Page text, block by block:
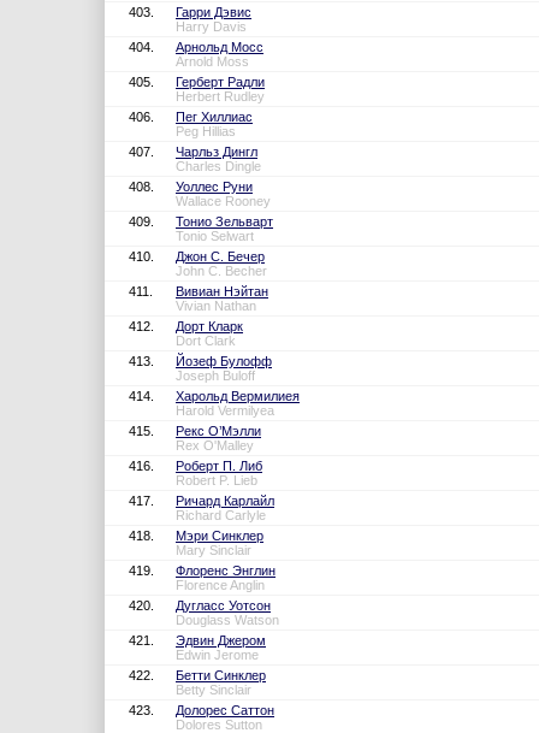
403.
Гарри Дэвис
Harry Davis
404.
Арнольд Мосс
Arnold Moss
405.
Герберт Радли
Herbert Rudley
406.
Пег Хиллиас
Peg Hillias
407.
Чарльз Дингл
Charles Dingle
408.
Уоллес Руни
Wallace Rooney
409.
Тонио Зельварт
Tonio Selwart
410.
Джон С. Бечер
John C. Becher
411.
Вивиан Нэйтан
Vivian Nathan
412.
Дорт Кларк
Dort Clark
413.
Йозеф Булофф
Joseph Buloff
414.
Харольд Вермилиея
Harold Vermilyea
415.
Рекс О’Мэлли
Rex O'Malley
416.
Роберт П. Либ
Robert P. Lieb
417.
Ричард Карлайл
Richard Carlyle
418.
Мэри Синклер
Mary Sinclair
419.
Флоренс Энглин
Florence Anglin
420.
Дугласс Уотсон
Douglass Watson
421.
Эдвин Джером
Edwin Jerome
422.
Бетти Синклер
Betty Sinclair
423.
Долорес Саттон
Dolores Sutton